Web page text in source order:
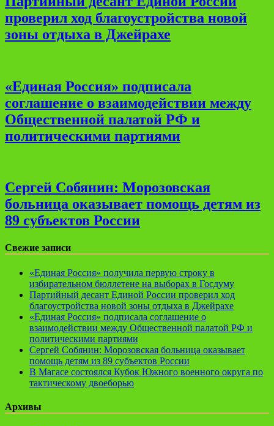
проверил ход благоустройства новой
зоны отдыха в Джейрахе
«Единая Россия» подписала
соглашение о взаимодействии между
Общественной палатой РФ и
политическими партиями
Сергей Собянин: Морозовская
больница оказывает помощь детям из
89 субъектов России
Свежие записи
«Единая Россия» получила первую строку в
избирательном бюллетене на выборах в Госдуму
Партийный десант Единой России проверил ход
благоустройства новой зоны отдыха в Джейрахе
«Единая Россия» подписала соглашение о
взаимодействии между Общественной палатой РФ и
политическими партиями
Сергей Собянин: Морозовская больница оказывает
помощь детям из 89 субъектов России
В Магасе состоялся Кубок Южного военного округа по
тактическому двоеборью
Архивы